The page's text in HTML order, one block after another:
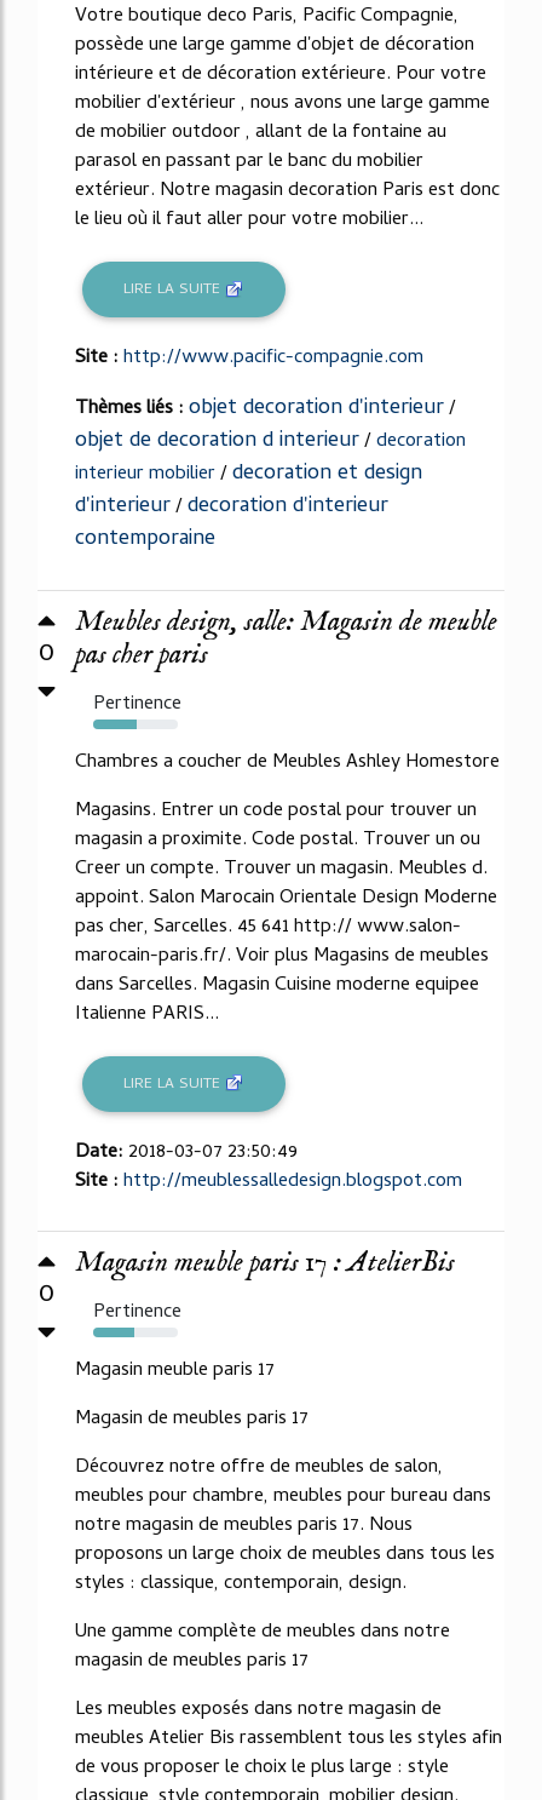
Votre boutique deco Paris, Pacific Compagnie,
possède une large gamme d'objet de décoration
intérieure et de décoration extérieure. Pour votre
mobilier d'extérieur , nous avons une large gamme
de mobilier outdoor , allant de la fontaine au
parasol en passant par le banc du mobilier
extérieur. Notre magasin decoration Paris est donc
le lieu où il faut aller pour votre mobilier...
LIRE LA SUITE
Site :http://www.pacific-compagnie.com
Thèmes liés :objet decoration d'interieur/
objet de decoration d interieur/decoration
interieur mobilier/decoration et design
d'interieur/decoration d'interieur
contemporaine
0
Meubles design, salle: Magasin de meuble
pas cher paris
Pertinence
52%
Chambres a coucher de Meubles Ashley Homestore
Magasins. Entrer un code postal pour trouver un
magasin a proximite. Code postal. Trouver un ou
Creer un compte. Trouver un magasin. Meubles d.
appoint. Salon Marocain Orientale Design Moderne
pas cher, Sarcelles. 45 641 http:// www.salon-
marocain-paris.fr/. Voir plus Magasins de meubles
dans Sarcelles. Magasin Cuisine moderne equipee
Italienne PARIS...
LIRE LA SUITE
Date: 2018-03-07 23:50:49
Site :http://meublessalledesign.blogspot.com
0
Magasin meuble paris 17 : AtelierBis
Pertinence
48%
Magasin meuble paris 17
Magasin de meubles paris 17
Découvrez notre offre de meubles de salon,
meubles pour chambre, meubles pour bureau dans
notre magasin de meubles paris 17. Nous
proposons un large choix de meubles dans tous les
styles : classique, contemporain, design.
Une gamme complète de meubles dans notre
magasin de meubles paris 17
Les meubles exposés dans notre magasin de
meubles Atelier Bis rassemblent tous les styles afin
de vous proposer le choix le plus large : style